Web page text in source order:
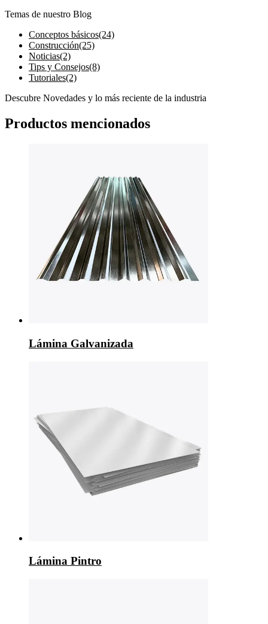
Temas de nuestro Blog
Conceptos básicos(24)
Construcción(25)
Noticias(2)
Tips y Consejos(8)
Tutoriales(2)
Descubre Novedades y lo más reciente de la industria
Productos mencionados
Lámina Galvanizada
Lámina Pintro